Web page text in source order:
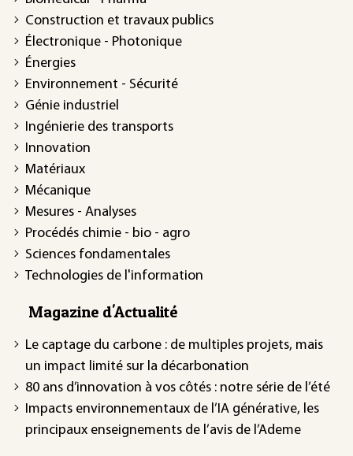
Construction et travaux publics
Électronique - Photonique
Énergies
Environnement - Sécurité
Génie industriel
Ingénierie des transports
Innovation
Matériaux
Mécanique
Mesures - Analyses
Procédés chimie - bio - agro
Sciences fondamentales
Technologies de l'information
Magazine d'Actualité
Le captage du carbone : de multiples projets, mais
un impact limité sur la décarbonation
80 ans d’innovation à vos côtés : notre série de l’été
Impacts environnementaux de l’IA générative, les
principaux enseignements de l’avis de l’Ademe